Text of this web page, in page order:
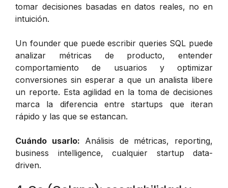
tomar decisiones basadas en datos reales, no en
intuición.
Un founder que puede escribir queries SQL puede
analizar métricas de producto, entender
comportamiento de usuarios y optimizar
conversiones sin esperar a que un analista libere
un reporte. Esta agilidad en la toma de decisiones
marca la diferencia entre startups que iteran
rápido y las que se estancan.
Cuándo usarlo: Análisis de métricas, reporting,
business intelligence, cualquier startup data-
driven.